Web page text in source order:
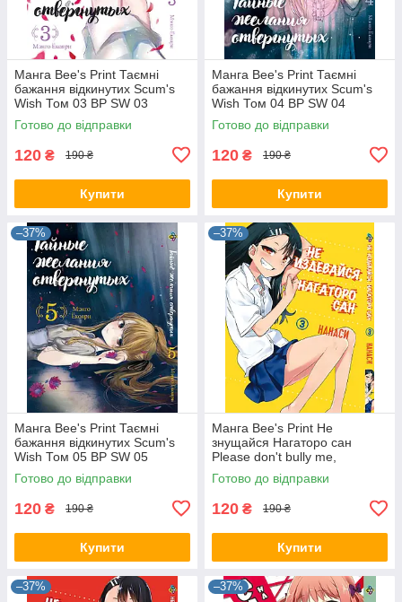
Манга Bee's Print Таємні
бажання відкинутих Scum's
Wish Том 03 BP SW 03
Готово до відправки
120 ₴ 190 ₴
Купити
Манга Bee's Print Таємні
бажання відкинутих Scum's
Wish Том 04 BP SW 04
Готово до відправки
120 ₴ 190 ₴
Купити
–37%
Манга Bee's Print Таємні
бажання відкинутих Scum's
Wish Том 05 BP SW 05
Готово до відправки
120 ₴ 190 ₴
Купити
–37%
Манга Bee's Print Не
знущайся Нагаторо сан
Please don't bully me,
Nagatoro Том 03 BP PDB 03
Готово до відправки
120 ₴ 190 ₴
Купити
–37% –37%